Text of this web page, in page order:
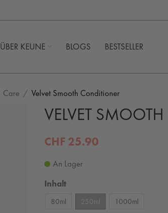
ÜBER KEUNE ​ BLOGS BESTSELLER
Care Velvet Smooth Conditioner
VELVET
CHF 25.90
An Lager
Inhalt
80ml 250ml 1000ml